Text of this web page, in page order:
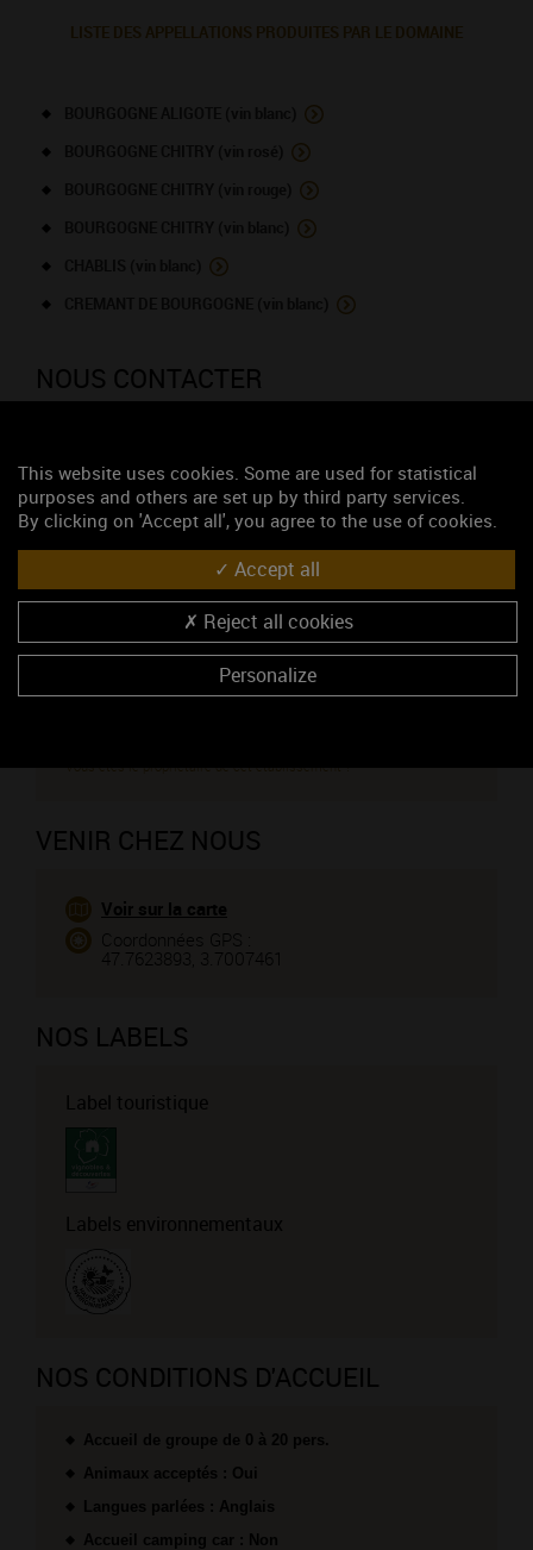
LISTE DES APPELLATIONS PRODUITES PAR LE DOMAINE
NOUS CONTACTER
Thibaut
Viticulteur
26, rue du Ruisseau
89530 CHITRY
Madame Giraudon Aurélie, Thibaut
03 86 41 41 28
03 86 41 46 83
http://www.giraudon-chitry.com
Vous êtes le propriétaire de cet établissement ?
VENIR CHEZ NOUS
Voir sur la carte
Coordonnées GPS :
47.7623893, 3.7007461
NOS LABELS
Label touristique
Labels environnementaux
NOS CONDITIONS D'ACCUEIL
Accueil de groupe de 0 à 20 pers.
Animaux acceptés : Oui
Langues parlées : Anglais
Accueil camping car : Non
This website uses cookies. Some are used for statistical
purposes and others are set up by third party services.
By clicking on 'Accept all', you agree to the use of cookies.
Accept all
Reject all cookies
Personalize